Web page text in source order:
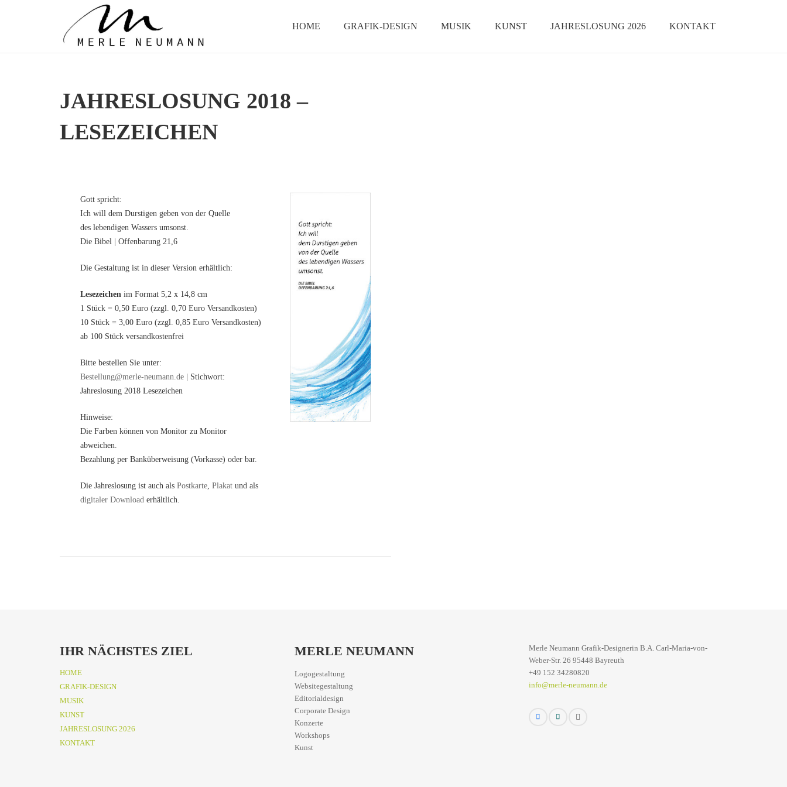
HOME GRAFIK-DESIGN MUSIK KUNST JAHRESLOSUNG 2026 KONTAKT
JAHRESLOSUNG 2018 –
LESEZEICHEN
Gott spricht:
Ich will dem Durstigen geben von der Quelle
des lebendigen Wassers umsonst.
Die Bibel | Offenbarung 21,6
Die Gestaltung ist in dieser Version erhältlich:
Lesezeichen im Format 5,2 x 14,8 cm
1 Stück = 0,50 Euro (zzgl. 0,70 Euro Versandkosten)
10 Stück = 3,00 Euro (zzgl. 0,85 Euro Versandkosten)
ab 100 Stück versandkostenfrei
Bitte bestellen Sie unter:
Bestellung@merle-neumann.de | Stichwort:
Jahreslosung 2018 Lesezeichen
Hinweise:
Die Farben können von Monitor zu Monitor
abweichen.
Bezahlung per Banküberweisung (Vorkasse) oder bar.
Die Jahreslosung ist auch als Postkarte, Plakat und als
digitaler Download erhältlich.
IHR NÄCHSTES ZIEL
HOME
GRAFIK-DESIGN
MUSIK
KUNST
JAHRESLOSUNG 2026
KONTAKT
MERLE NEUMANN
Logogestaltung
Websitegestaltung
Editorialdesign
Corporate Design
Konzerte
Workshops
Kunst
Merle Neumann Grafik-Designerin B.A. Carl-Maria-von-
Weber-Str. 26 95448 Bayreuth
+49 152 34280820
info@merle-neumann.de